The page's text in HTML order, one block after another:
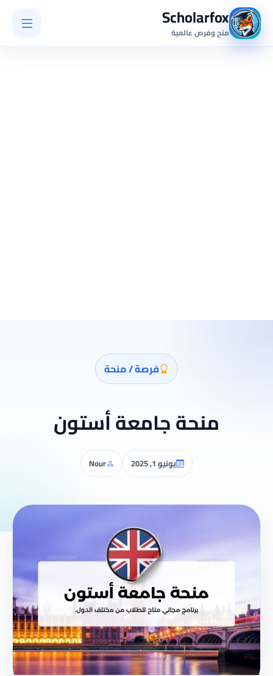
Scholarfox
منح وفرص عالمية
فرصة / منحة
منحة جامعة أستون
يونيو 1, 2025 Nour